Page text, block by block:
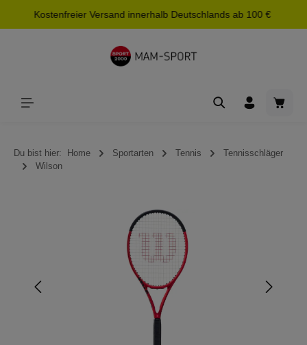
springen
Kostenfreier Versand innerhalb Deutschlands ab 100 €
Du bist hier: Home Sportarten Tennis
Tennisschläger
Wilson
Bildergalerie überspringen